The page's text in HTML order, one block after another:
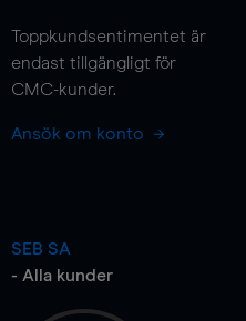
Toppkundsentimentet är
endast tillgängligt för
CMC-kunder.
Ansök om konto
SEB SA
- Alla kunder